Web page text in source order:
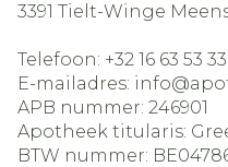
3391 Tielt-Winge
Telefoon: +32 16 63 53 33
E-mailadres: info@
APB nummer: 246901
Apotheek titularis:
BTW nummer: